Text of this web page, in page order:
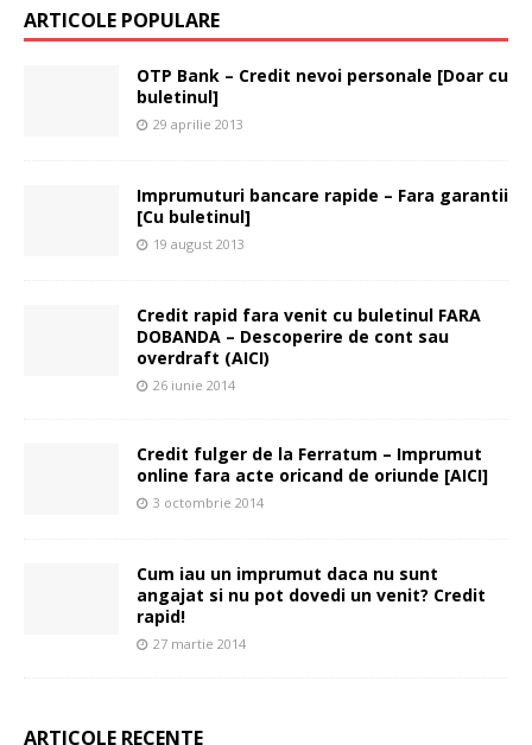
ARTICOLE POPULARE
OTP Bank – Credit nevoi personale [Doar cu
buletinul]
29 aprilie 2013
Imprumuturi bancare rapide – Fara garantii
[Cu buletinul]
19 august 2013
Credit rapid fara venit cu buletinul FARA
DOBANDA – Descoperire de cont sau
overdraft (AICI)
26 iunie 2014
Credit fulger de la Ferratum – Imprumut
online fara acte oricand de oriunde [AICI]
3 octombrie 2014
Cum iau un imprumut daca nu sunt
angajat si nu pot dovedi un venit? Credit
rapid!
27 martie 2014
ARTICOLE RECENTE